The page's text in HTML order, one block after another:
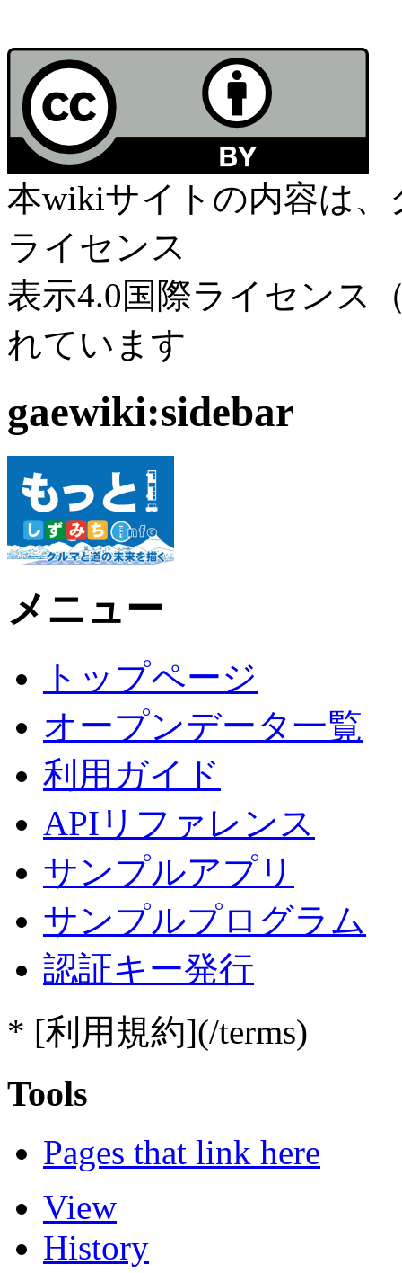
本wikiサイトの内容は
ライセンス
表示4.0国際ライセンス
れています
gaewiki:sidebar
メニュー
トップページ
オープンデータ一覧
利用ガイド
APIリファレンス
サンプルアプリ
サンプルプログラム
認証キー発行
* [利用規約](/terms)
Tools
Pages that link here
View
History